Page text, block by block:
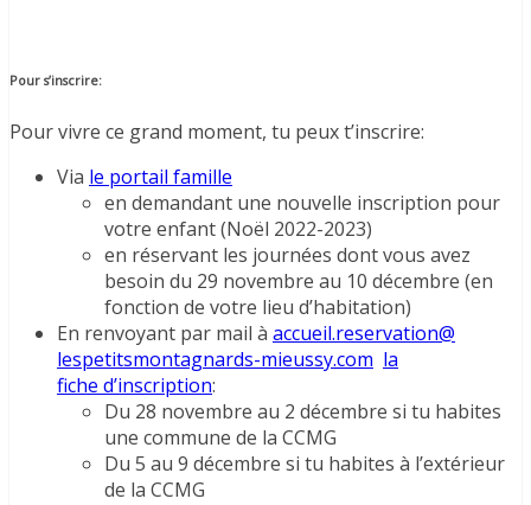
Pour s’inscrire:
Pour vivre ce grand moment, tu peux t’inscrire:
Via le portail famille
en demandant une nouvelle inscription pour
votre enfant (Noël 2022-2023)
en réservant les journées dont vous avez
besoin du 29 novembre au 10 décembre (en
fonction de votre lieu d’habitation)
En renvoyant par mail à accueil.reservation@
lespetitsmontagnards-mieussy.com la
fiche d’inscription:
Du 28 novembre au 2 décembre si tu habites
une commune de la CCMG
Du 5 au 9 décembre si tu habites à l’extérieur
de la CCMG